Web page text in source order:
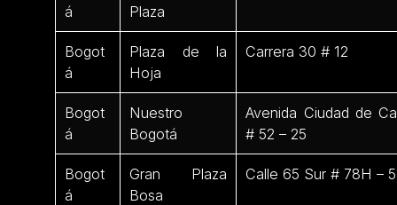
á
Plaza
Bogot
á
Plaza de la
Hoja
Carrera 30 # 12
Bogot
á
Nuestro
Bogotá
Avenida Ciudad de
# 52 – 25
Bogot
á
Gran Plaza
Bosa
Calle 65 Sur # 78H –